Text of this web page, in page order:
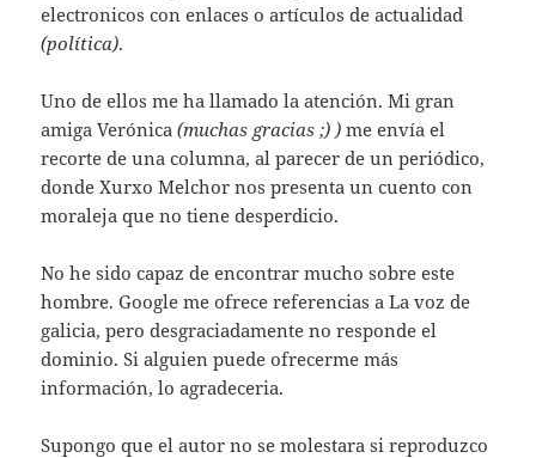
electronicos con enlaces o artículos de actualidad
(política).
Uno de ellos me ha llamado la atención. Mi gran
amiga Verónica(muchas gracias ;) ) me envía el
recorte de una columna, al parecer de un periódico,
donde Xurxo Melchor nos presenta un cuento con
moraleja que no tiene desperdicio.
No he sido capaz de encontrar mucho sobre este
hombre. Google me ofrece referencias a La voz de
galicia, pero desgraciadamente no responde el
dominio. Si alguien puede ofrecerme más
información, lo agradeceria.
Supongo que el autor no se molestara si reproduzco